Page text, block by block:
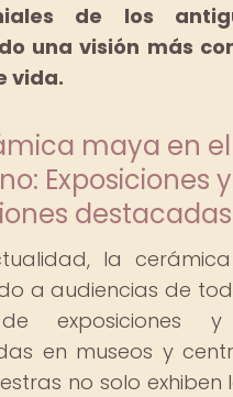
de los
una visión más
vida.
maya en
Exposiciones y
destacadas
la
a audiencias de
exposiciones y
en museos y
no solo exhiben